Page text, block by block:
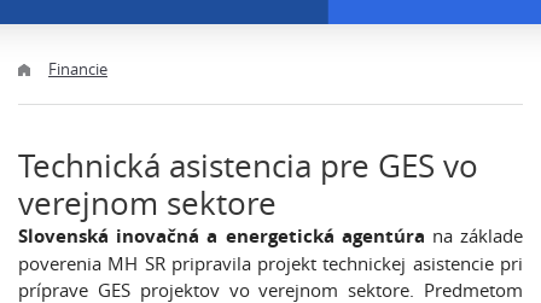
Financie
Technická asistencia pre GES vo
verejnom sektore
Slovenská inovačná a energetická agentúra na základe
poverenia MH SR pripravila projekt technickej asistencie pri
príprave GES projektov vo verejnom sektore. Predmetom